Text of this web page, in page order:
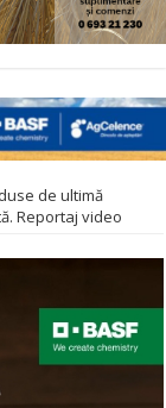
de ultimă
Reportaj video